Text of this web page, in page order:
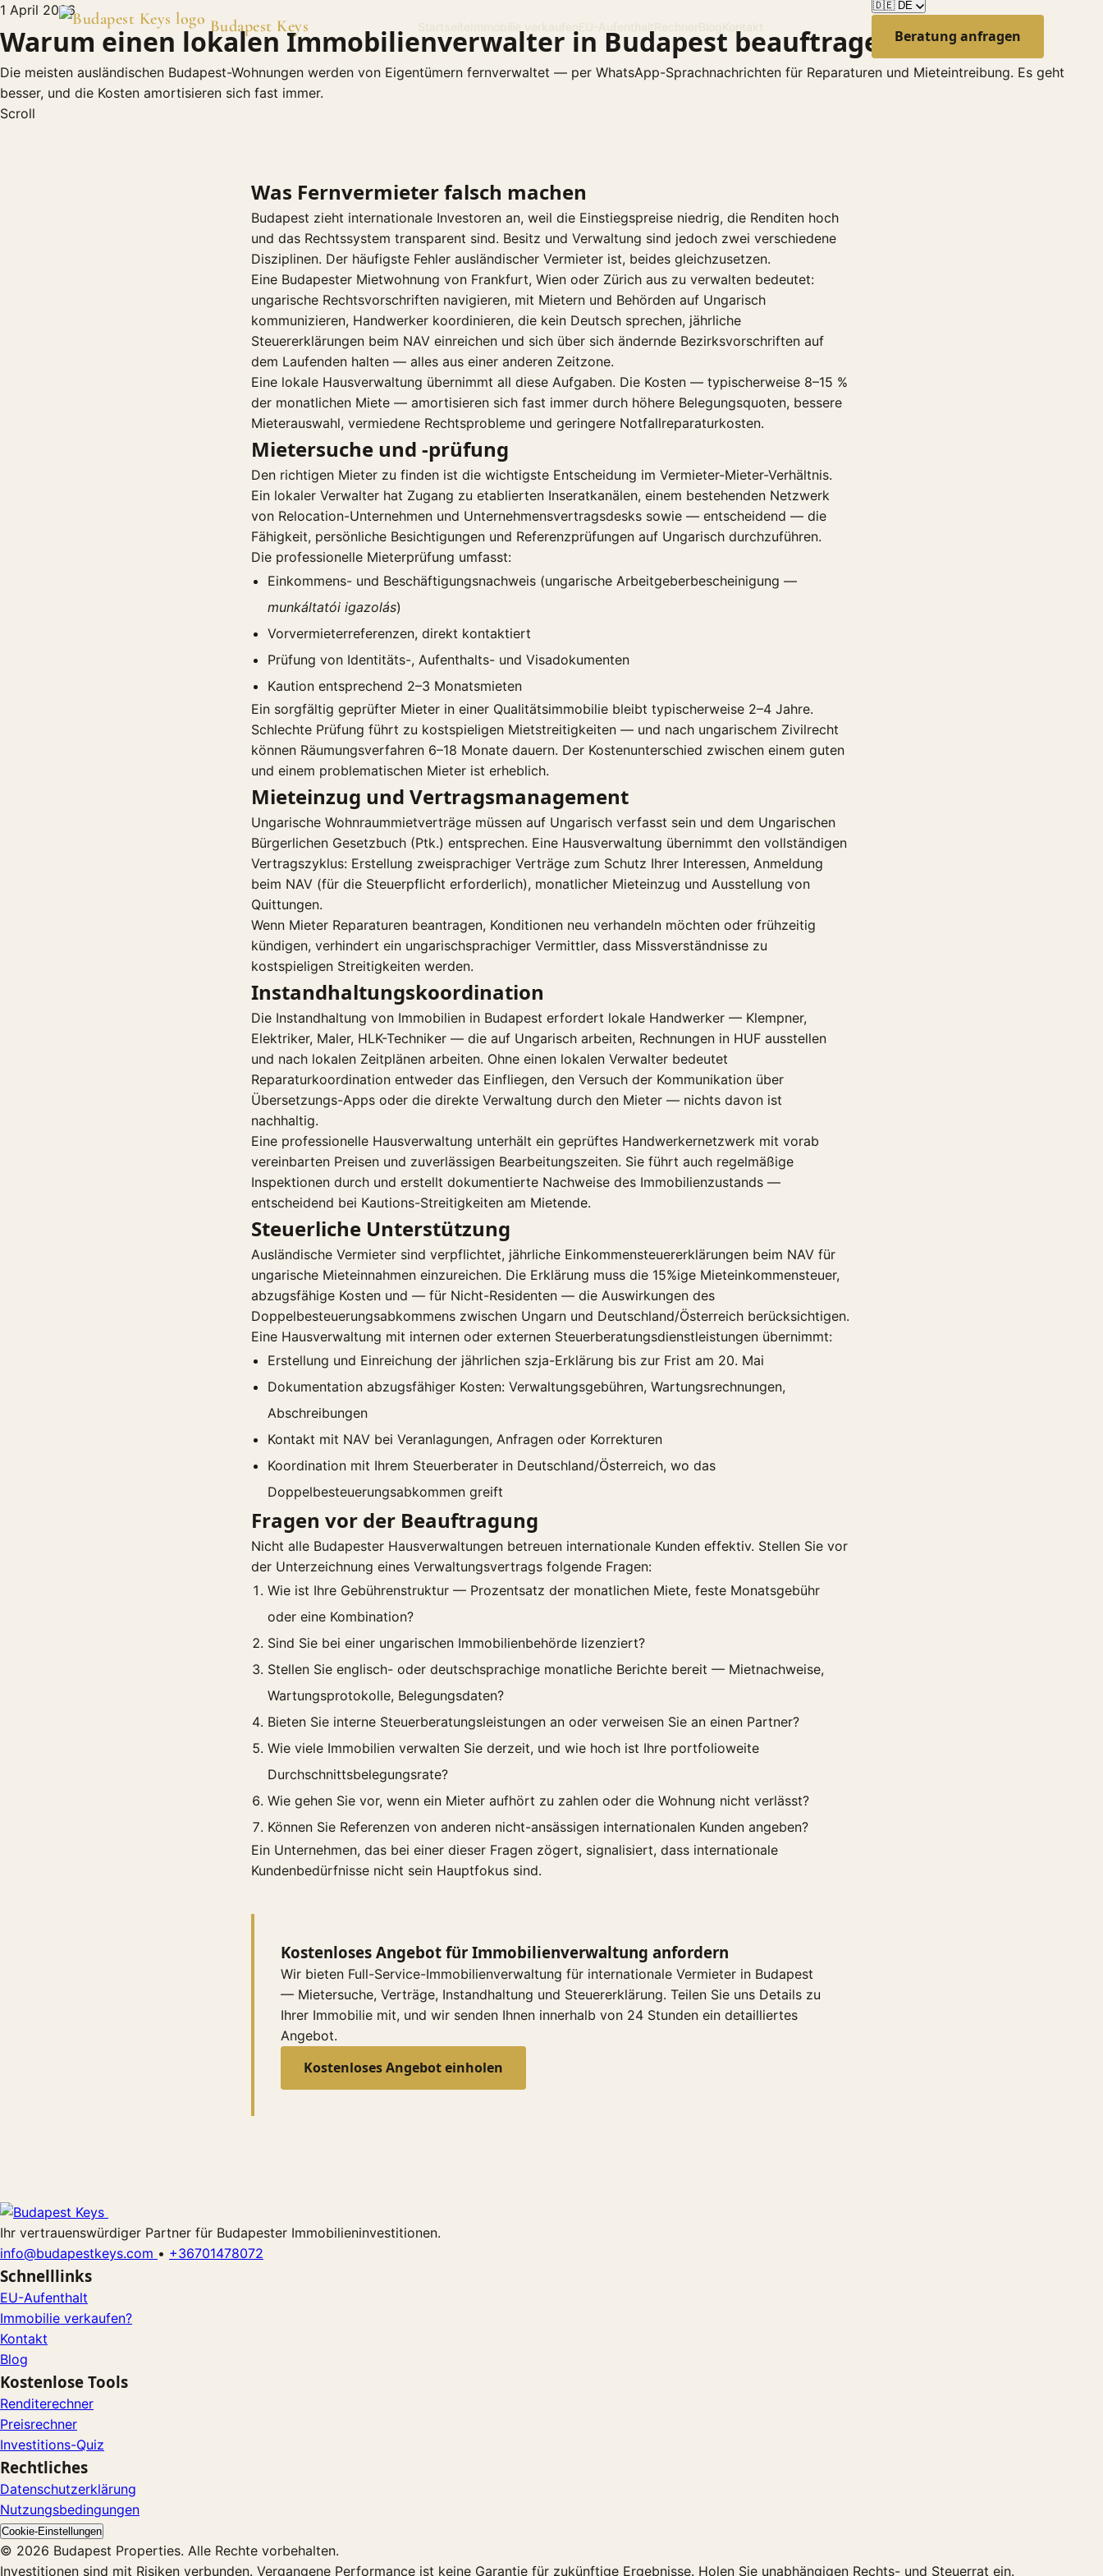
Budapest Keys
🇩🇪 DE
🇬🇧 English
🇭🇺
Magyar
Beratung anfragen
1 April 2026
Warum einen lokalen Immobilienverwalter in Budapest beauftragen?
Die meisten ausländischen Budapest-Wohnungen werden von Eigentümern fernverwaltet — per WhatsApp-Sprachnachrichten für Reparaturen und Mieteintreibung. Es geht
besser, und die Kosten amortisieren sich fast immer.
Scroll
Was Fernvermieter falsch machen
Budapest zieht internationale Investoren an, weil die Einstiegspreise niedrig, die Renditen hoch
und das Rechtssystem transparent sind. Besitz und Verwaltung sind jedoch zwei verschiedene
Disziplinen. Der häufigste Fehler ausländischer Vermieter ist, beides gleichzusetzen.
Eine Budapester Mietwohnung von Frankfurt, Wien oder Zürich aus zu verwalten bedeutet:
ungarische Rechtsvorschriften navigieren, mit Mietern und Behörden auf Ungarisch
kommunizieren, Handwerker koordinieren, die kein Deutsch sprechen, jährliche
Steuererklärungen beim NAV einreichen und sich über sich ändernde Bezirksvorschriften auf
dem Laufenden halten — alles aus einer anderen Zeitzone.
Eine lokale Hausverwaltung übernimmt all diese Aufgaben. Die Kosten — typischerweise 8–15 %
der monatlichen Miete — amortisieren sich fast immer durch höhere Belegungsquoten, bessere
Mieterauswahl, vermiedene Rechtsprobleme und geringere Notfallreparaturkosten.
Mietersuche und -prüfung
Den richtigen Mieter zu finden ist die wichtigste Entscheidung im Vermieter-Mieter-Verhältnis.
Ein lokaler Verwalter hat Zugang zu etablierten Inseratkanälen, einem bestehenden Netzwerk
von Relocation-Unternehmen und Unternehmensvertragsdesks sowie — entscheidend — die
Fähigkeit, persönliche Besichtigungen und Referenzprüfungen auf Ungarisch durchzuführen.
Die professionelle Mieterprüfung umfasst:
Einkommens- und Beschäftigungsnachweis (ungarische Arbeitgeberbescheinigung —
munkáltatói igazolás)
Vorvermieterreferenzen, direkt kontaktiert
Prüfung von Identitäts-, Aufenthalts- und Visadokumenten
Kaution entsprechend 2–3 Monatsmieten
Ein sorgfältig geprüfter Mieter in einer Qualitätsimmobilie bleibt typischerweise 2–4 Jahre.
Schlechte Prüfung führt zu kostspieligen Mietstreitigkeiten — und nach ungarischem Zivilrecht
können Räumungsverfahren 6–18 Monate dauern. Der Kostenunterschied zwischen einem guten
und einem problematischen Mieter ist erheblich.
Mieteinzug und Vertragsmanagement
Ungarische Wohnraummietverträge müssen auf Ungarisch verfasst sein und dem Ungarischen
Bürgerlichen Gesetzbuch (Ptk.) entsprechen. Eine Hausverwaltung übernimmt den vollständigen
Vertragszyklus: Erstellung zweisprachiger Verträge zum Schutz Ihrer Interessen, Anmeldung
beim NAV (für die Steuerpflicht erforderlich), monatlicher Mieteinzug und Ausstellung von
Quittungen.
Wenn Mieter Reparaturen beantragen, Konditionen neu verhandeln möchten oder frühzeitig
kündigen, verhindert ein ungarischsprachiger Vermittler, dass Missverständnisse zu
kostspieligen Streitigkeiten werden.
Instandhaltungskoordination
Die Instandhaltung von Immobilien in Budapest erfordert lokale Handwerker — Klempner,
Elektriker, Maler, HLK-Techniker — die auf Ungarisch arbeiten, Rechnungen in HUF ausstellen
und nach lokalen Zeitplänen arbeiten. Ohne einen lokalen Verwalter bedeutet
Reparaturkoordination entweder das Einfliegen, den Versuch der Kommunikation über
Übersetzungs-Apps oder die direkte Verwaltung durch den Mieter — nichts davon ist
nachhaltig.
Eine professionelle Hausverwaltung unterhält ein geprüftes Handwerkernetzwerk mit vorab
vereinbarten Preisen und zuverlässigen Bearbeitungszeiten. Sie führt auch regelmäßige
Inspektionen durch und erstellt dokumentierte Nachweise des Immobilienzustands —
entscheidend bei Kautions-Streitigkeiten am Mietende.
Steuerliche Unterstützung
Ausländische Vermieter sind verpflichtet, jährliche Einkommensteuererklärungen beim NAV für
ungarische Mieteinnahmen einzureichen. Die Erklärung muss die 15%ige Mieteinkommensteuer,
abzugsfähige Kosten und — für Nicht-Residenten — die Auswirkungen des
Doppelbesteuerungsabkommens zwischen Ungarn und Deutschland/Österreich berücksichtigen.
Eine Hausverwaltung mit internen oder externen Steuerberatungsdienstleistungen übernimmt:
Erstellung und Einreichung der jährlichen szja-Erklärung bis zur Frist am 20. Mai
Dokumentation abzugsfähiger Kosten: Verwaltungsgebühren, Wartungsrechnungen,
Abschreibungen
Kontakt mit NAV bei Veranlagungen, Anfragen oder Korrekturen
Koordination mit Ihrem Steuerberater in Deutschland/Österreich, wo das
Doppelbesteuerungsabkommen greift
Fragen vor der Beauftragung
Nicht alle Budapester Hausverwaltungen betreuen internationale Kunden effektiv. Stellen Sie vor
der Unterzeichnung eines Verwaltungsvertrags folgende Fragen:
Wie ist Ihre Gebührenstruktur — Prozentsatz der monatlichen Miete, feste Monatsgebühr
oder eine Kombination?
Sind Sie bei einer ungarischen Immobilienbehörde lizenziert?
Stellen Sie englisch- oder deutschsprachige monatliche Berichte bereit — Mietnachweise,
Wartungsprotokolle, Belegungsdaten?
Bieten Sie interne Steuerberatungsleistungen an oder verweisen Sie an einen Partner?
Wie viele Immobilien verwalten Sie derzeit, und wie hoch ist Ihre portfolioweite
Durchschnittsbelegungsrate?
Wie gehen Sie vor, wenn ein Mieter aufhört zu zahlen oder die Wohnung nicht verlässt?
Können Sie Referenzen von anderen nicht-ansässigen internationalen Kunden angeben?
Ein Unternehmen, das bei einer dieser Fragen zögert, signalisiert, dass internationale
Kundenbedürfnisse nicht sein Hauptfokus sind.
Kostenloses Angebot für Immobilienverwaltung anfordern
Wir bieten Full-Service-Immobilienverwaltung für internationale Vermieter in Budapest
— Mietersuche, Verträge, Instandhaltung und Steuererklärung. Teilen Sie uns Details zu
Ihrer Immobilie mit, und wir senden Ihnen innerhalb von 24 Stunden ein detailliertes
Angebot.
Kostenloses Angebot einholen
Ihr vertrauenswürdiger Partner für Budapester Immobilieninvestitionen.
info@budapestkeys.com • +36701478072
Schnelllinks
EU-Aufenthalt
Immobilie verkaufen?
Kontakt
Blog
Kostenlose Tools
Renditerechner
Preisrechner
Investitions-Quiz
Rechtliches
Datenschutzerklärung
Nutzungsbedingungen
Cookie-Einstellungen
© 2026 Budapest Properties. Alle Rechte vorbehalten.
Investitionen sind mit Risiken verbunden. Vergangene Performance ist keine Garantie für zukünftige Ergebnisse. Holen Sie unabhängigen Rechts- und Steuerrat ein.